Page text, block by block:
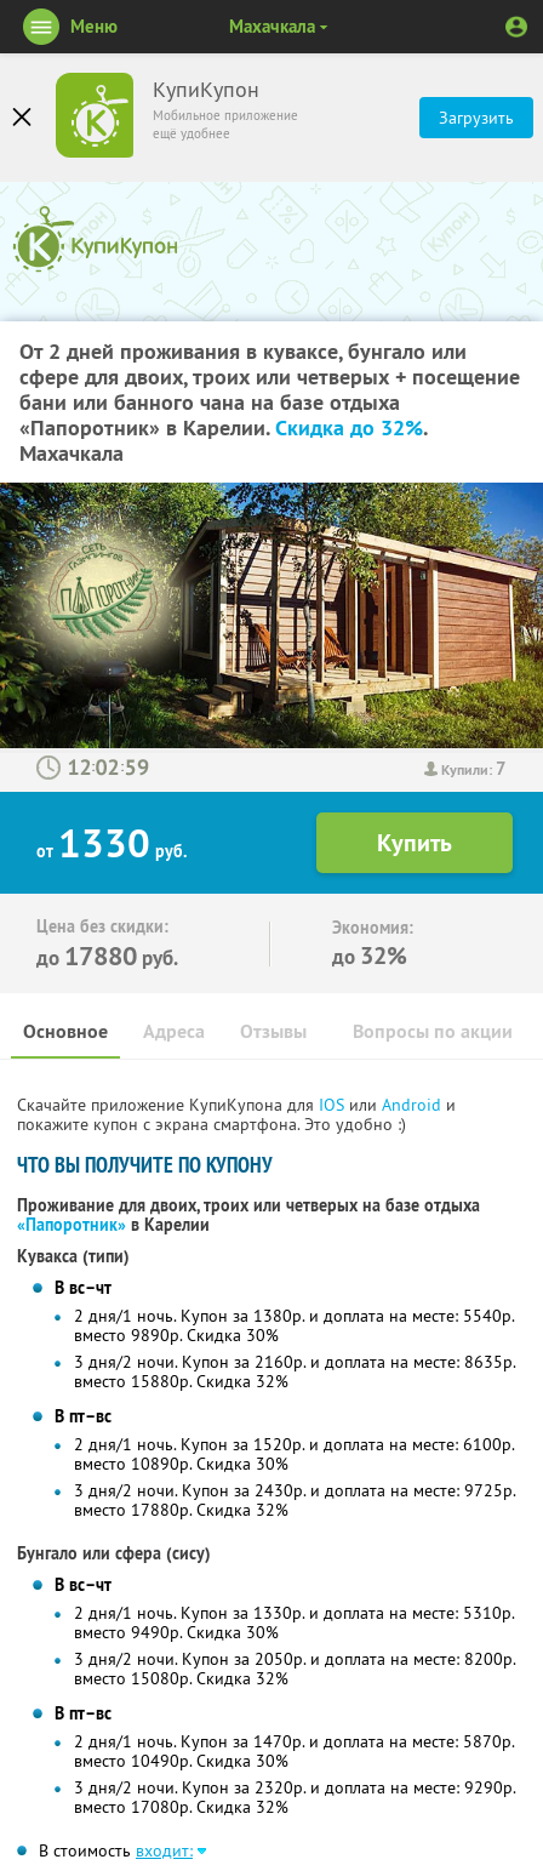
КупиКупон
Мобильное приложение
ещё удобнее
Загрузить
Меню Махачкала
От 2 дней проживания в куваксе, бунгало или
сфере для двоих, троих или четверых + посещение
бани или банного чана на базе отдыха
«Папоротник» в Карелии.Скидка до 32%.
Махачкала
Купили: 7
: :
от 1330 руб.
Цена без скидки:
до 17880 руб.
Экономия:
до 32%
Основное Отзывы Вопросы по акции
Адреса
Скачайте приложение КупиКупона для IOS или Android и
покажите купон с экрана смартфона. Это удобно :)
ЧТО ВЫ ПОЛУЧИТЕ ПО КУПОНУ
Проживание для двоих, троих или четверых на базе отдыха
«Папоротник» в Карелии
Кувакса (типи)
В вс–чт
2 дня/1 ночь. Купон за 1380р. и доплата на месте: 5540р.
вместо 9890р.Скидка 30%
3 дня/2 ночи. Купон за 2160р. и доплата на месте: 8635р.
вместо 15880р.Скидка 32%
В пт–вс
2 дня/1 ночь. Купон за 1520р. и доплата на месте: 6100р.
вместо 10890р.Скидка 30%
3 дня/2 ночи. Купон за 2430р. и доплата на месте: 9725р.
вместо 17880р.Скидка 32%
Бунгало или сфера (сису)
В вс–чт
2 дня/1 ночь. Купон за 1330р. и доплата на месте: 5310р.
вместо 9490р.Скидка 30%
3 дня/2 ночи. Купон за 2050р. и доплата на месте: 8200р.
вместо 15080р.Скидка 32%
В пт–вс
2 дня/1 ночь. Купон за 1470р. и доплата на месте: 5870р.
вместо 10490р.Скидка 30%
3 дня/2 ночи. Купон за 2320р. и доплата на месте: 9290р.
вместо 17080р.Скидка 32%
В стоимость входит: